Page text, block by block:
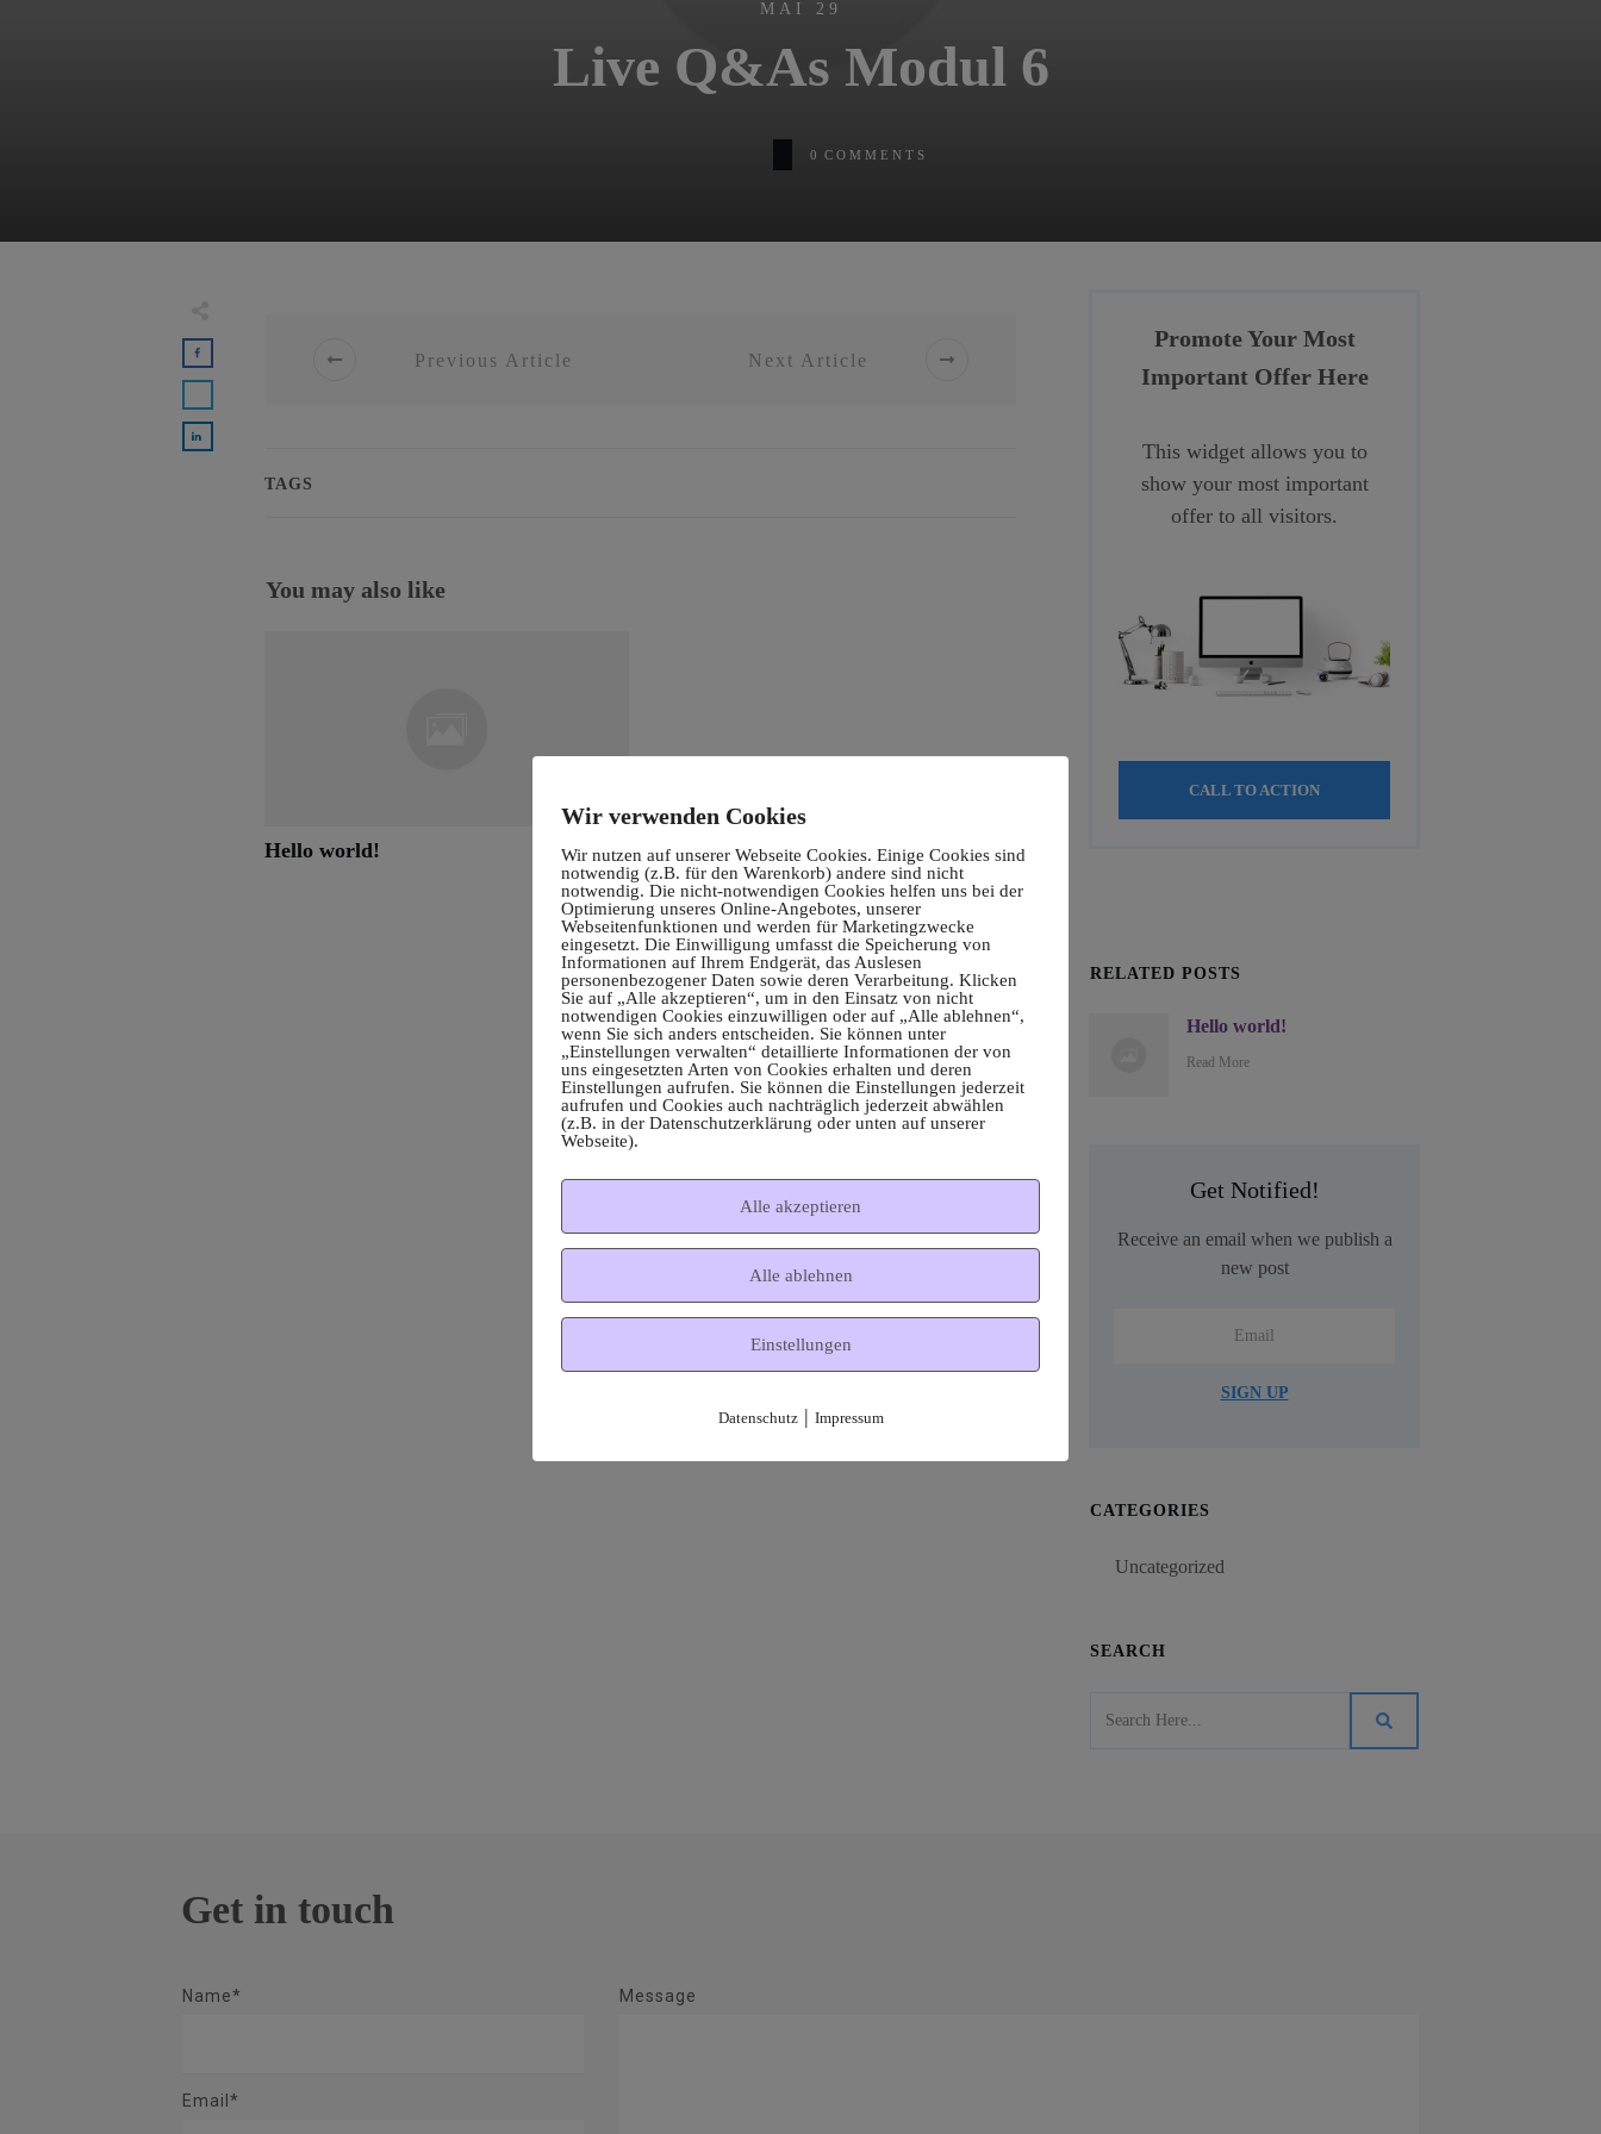
MAI 29
Live Q&As Modul 6
0 COMMENTS
Previous Article Next Article
TAGS
You may also like
Hello world!
Promote Your Most
Important Offer Here
This widget allows you to
show your most important
offer to all visitors.
CALL TO ACTION
RELATED POSTS
Hello world!
Read More
Get Notified!
Receive an email when we publish a
new post
SIGN UP
CATEGORIES
Uncategorized
SEARCH
Get in touch
Name*
Email*
Message
Wir verwenden Cookies
Wir nutzen auf unserer Webseite Cookies. Einige Cookies sind
notwendig (z.B. für den Warenkorb) andere sind nicht
notwendig. Die nicht-notwendigen Cookies helfen uns bei der
Optimierung unseres Online-Angebotes, unserer
Webseitenfunktionen und werden für Marketingzwecke
eingesetzt. Die Einwilligung umfasst die Speicherung von
Informationen auf Ihrem Endgerät, das Auslesen
personenbezogener Daten sowie deren Verarbeitung. Klicken
Sie auf „Alle akzeptieren“, um in den Einsatz von nicht
notwendigen Cookies einzuwilligen oder auf „Alle ablehnen“,
wenn Sie sich anders entscheiden. Sie können unter
„Einstellungen verwalten“ detaillierte Informationen der von
uns eingesetzten Arten von Cookies erhalten und deren
Einstellungen aufrufen. Sie können die Einstellungen jederzeit
aufrufen und Cookies auch nachträglich jederzeit abwählen
(z.B. in der Datenschutzerklärung oder unten auf unserer
Webseite).
Alle akzeptieren
Alle ablehnen
Einstellungen
Datenschutz| Impressum